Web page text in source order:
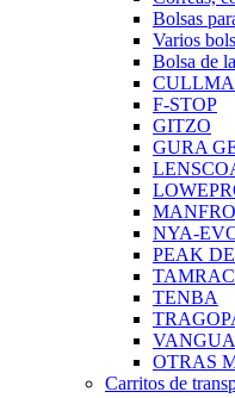
Bolsas
Varios
Bolsa de
F-STOP
GITZO
GURA
NYA-
PEAK
TAMRAC
TENBA
OTRAS
Carritos de